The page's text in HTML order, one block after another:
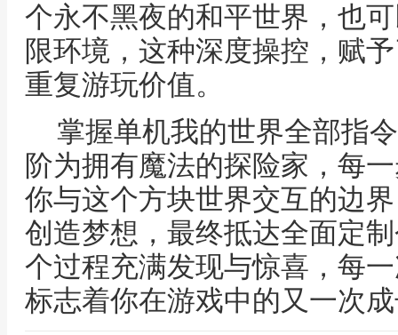
个永不黑夜的和平世界，也
限环境，这种深度操控，赋
重复游玩价值。
掌握单机我的世界全部指
阶为拥有魔法的探险家，每
你与这个方块世界交互的边
创造梦想，最终抵达全面定
个过程充满发现与惊喜，每
标志着你在游戏中的又一次